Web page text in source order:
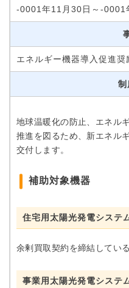
-0001年11月30日～-0001
エネルギー機器導入促進奨
制
地球温暖化の防止、エネル
推進を図るため、新エネル
交付します。
補助対象機器
住宅用太陽光発電システ
余剰買取契約を締結してい
事業用太陽光発電システ